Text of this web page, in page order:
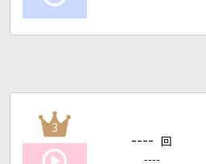
3
---- 回
----